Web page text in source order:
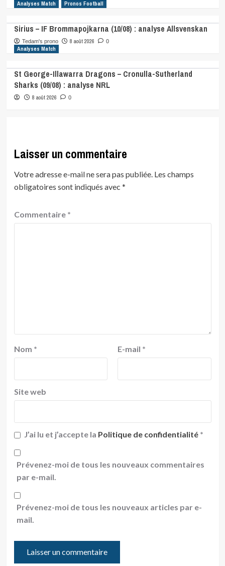
Analyses Match Pronos Football
Sirius – IF Brommapojkarna (10/08) : analyse Allsvenskan
Tedam's prono 8 août 2026 0
Analyses Match
St George-Illawarra Dragons – Cronulla-Sutherland
Sharks (09/08) : analyse NRL
8 août 2026 0
Laisser un commentaire
Votre adresse e-mail ne sera pas publiée. Les champs
obligatoires sont indiqués avec *
Commentaire *
Nom * E-mail *
Site web
J’ai lu et j’accepte la Politique de confidentialité *
Prévenez-moi de tous les nouveaux commentaires
par e-mail.
Prévenez-moi de tous les nouveaux articles par e-
mail.